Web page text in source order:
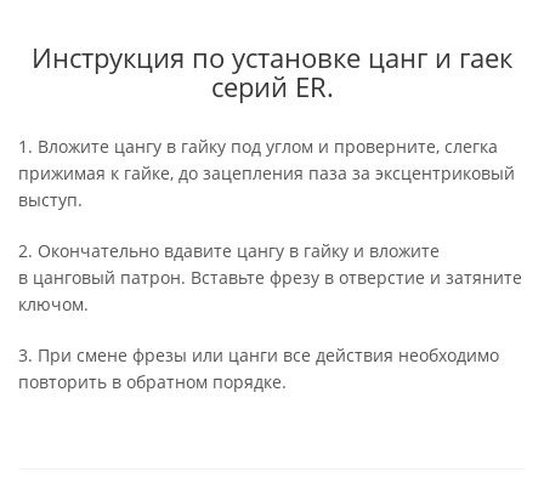
Инструкция по установке цанг и гаек
серий ER.
1. Вложите цангу в гайку под углом и проверните, слегка
прижимая к гайке, до зацепления паза за эксцентриковый
выступ.
2. Окончательно вдавите цангу в гайку и вложите
в цанговый патрон. Вставьте фрезу в отверстие и затяните
ключом.
3. При смене фрезы или цанги все действия необходимо
повторить в обратном порядке.